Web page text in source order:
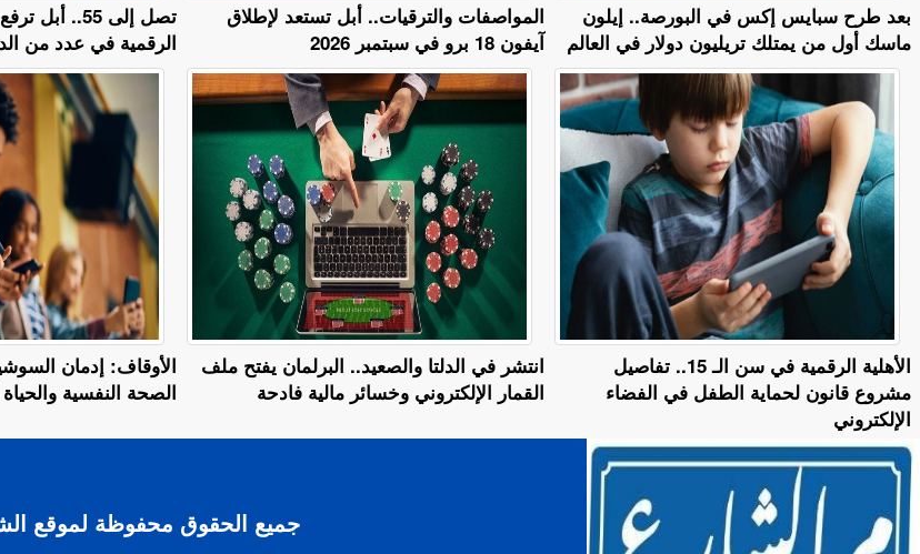
تصل إلى 55..
الرقمية في عدد من
المواصفات والترقيات.. أبل تستعد لإطلاق
آيفون 18 برو في سبتمبر 2026
بعد طرح سبايس إكس في البورصة.. إيلون
ماسك أول من يمتلك تريليون دولار في العالم
الأوقاف: إدمان
الصحة النفسية والحياة
انتشر في الدلتا والصعيد.. البرلمان يفتح ملف
القمار الإلكتروني وخسائر مالية فادحة
الأهلية الرقمية في سن الـ 15.. تفاصيل
مشروع قانون لحماية الطفل في الفضاء
الإلكتروني
جميع الحقوق محفوظة لموقع